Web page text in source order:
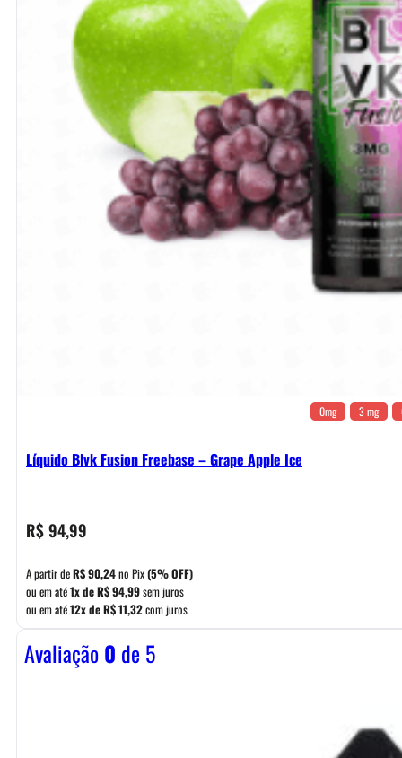
0mg 3 mg
Líquido Blvk Fusion Freebase – Grape Apple Ice
R$94,99
A partir deR$90,24no Pix(5% OFF)
ou em até1x deR$94,99sem juros
ou em até12x deR$11,32com juros
Avaliação0 de 5